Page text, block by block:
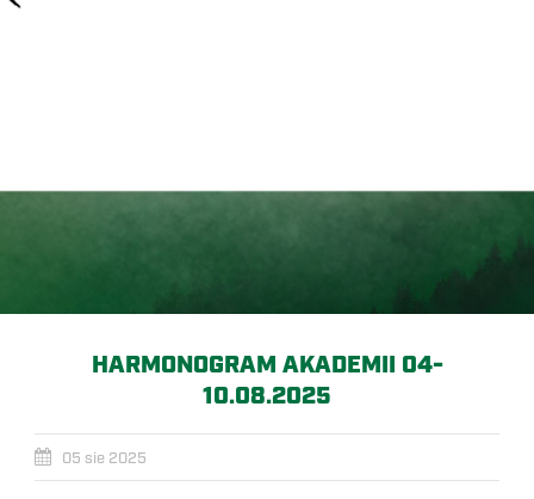
HARMONOGRAM AKADEMII 04-
10.08.2025
05 sie 2025